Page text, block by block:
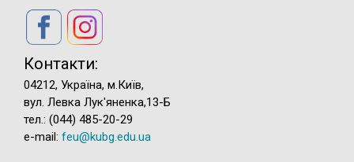
перспективи»
(Збірник тез конференції)
студентська конференція «Сучасна
фінансова політика України: проблеми та
перспективи»
(Збірник тез конференції)
Контакти:
04212, Україна, м.Київ,
вул. Левка Лук'яненка,13-Б
тел.: (044) 485-20-29
e-mail: feu@kubg.edu.ua